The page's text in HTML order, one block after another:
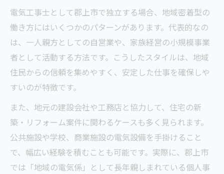
電気工事士として郡上市で独立する場合、地域密着型の
働き方にはいくつかのパターンがあります。代表的なの
は、一人親方としての自営業や、家族経営の小規模事業
者として活動する方法です。こうしたスタイルは、地域
住民からの信頼を集めやすく、安定した仕事を確保しや
すいのが特徴です。
また、地元の建設会社や工務店と協力して、住宅の新
築・リフォーム案件に関わるケースも多く見られます。
公共施設や学校、商業施設の電気設備を手掛けること
で、幅広い経験を積むことも可能です。実際に、郡上市
では「地域の電気係」として長年親しまれている個人事